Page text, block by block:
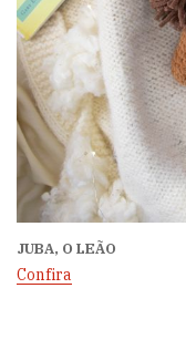
JUBA, O LEÃO
Confira